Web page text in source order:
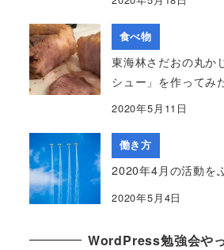
食べ物
東海林さだおの丸か
シュー」を作ってみ
2020年5月11日
働き方
2020年4月の活動を
2020年5月4日
WordPress勉強会や